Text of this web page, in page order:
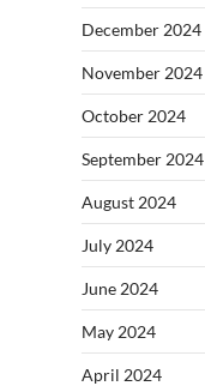
December 2024
November 2024
October 2024
September 2024
August 2024
July 2024
June 2024
May 2024
April 2024